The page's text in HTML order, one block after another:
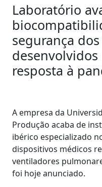
Laboratório
segurança
resposta à
A empresa da
Produção acaba de
ibérico especializado
dispositivos médicos
ventiladores
foi hoje anunciado.